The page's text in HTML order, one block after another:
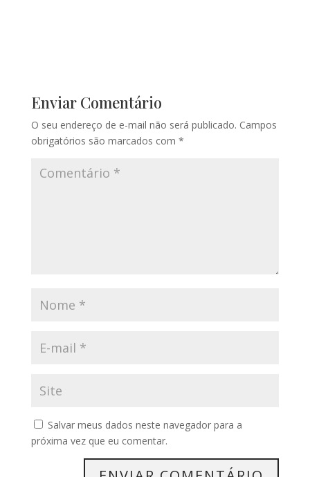
Enviar Comentário
O seu endereço de e-mail não será publicado. Campos
obrigatórios são marcados com *
Salvar meus dados neste navegador para a
próxima vez que eu comentar.